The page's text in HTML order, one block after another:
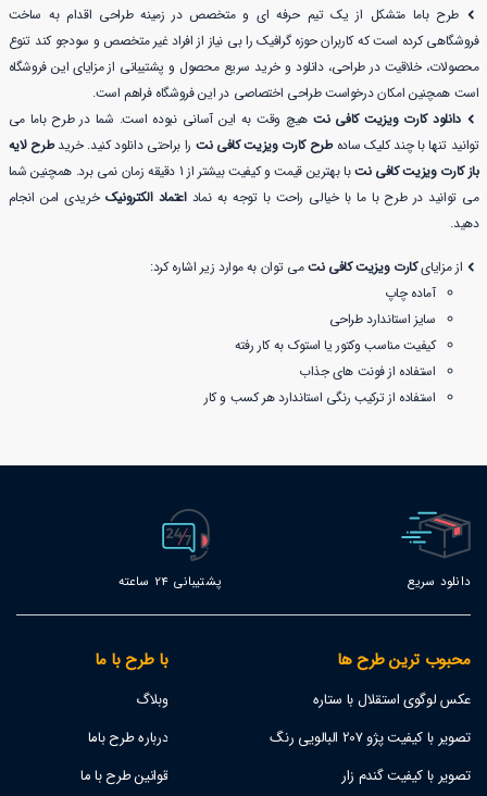
طرح باما متشکل از یک تیم حرفه ای و متخصص در زمینه طراحی اقدام به ساخت
فروشگاهی کرده است که کاربران حوزه گرافیک را بی نیاز از افراد غیر متخصص و سودجو کند تنوع
محصولات، خلاقیت در طراحی، دانلود و خرید سریع محصول و پشتیبانی از مزایای این فروشگاه
است همچنین امکان درخواست طراحی اختصاصی در این فروشگاه فراهم است.
دانلود کارت ویزیت کافی نت هیچ وقت به این آسانی نبوده است. شما در طرح باما می
توانید تنها با چند کلیک سادهطرح کارت ویزیت کافی نت را براحتی دانلود کنید. خریدطرح لایه
باز کارت ویزیت کافی نت
با بهترین قیمت و کیفیت بیشتر از 1 دقیقه زمان نمی برد. همچنین شما
می توانید در طرح با ما با خیالی راحت با توجه به نماداعتماد الکترونیک خریدی امن انجام
دهید.
از مزایایکارت ویزیت کافی نتمی توان به موارد زیر اشاره کرد:
آماده چاپ
سایز استاندارد طراحی
کیفیت مناسب وکتور یا استوک به کار رفته
استفاده از فونت های جذاب
استفاده از ترکیب رنگی استاندارد هر کسب و کار
دانلود سریع پشتیبانی 24 ساعته
محبوب ترین طرح ها
عکس لوگوی استقلال با ستاره
تصویر با کیفیت پژو 207 البالویی رنگ
تصویر با کیفیت گندم زار
با طرح با ما
وبلاگ
درباره طرح باما
قوانین طرح با ما